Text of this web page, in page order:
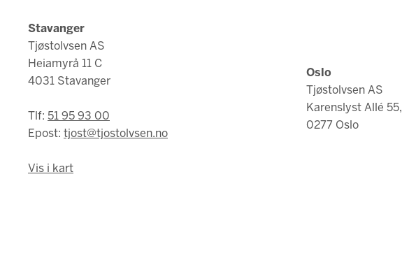
Stavanger
Tjøstolvsen AS
Heiamyrå 11 C
4031 Stavanger
Tlf: 51 95 93 00
Epost: tjost@tjostolvsen.no
Vis i kart
Oslo
Tjøstolvsen AS
Karenslyst Allé 55,
0277 Oslo